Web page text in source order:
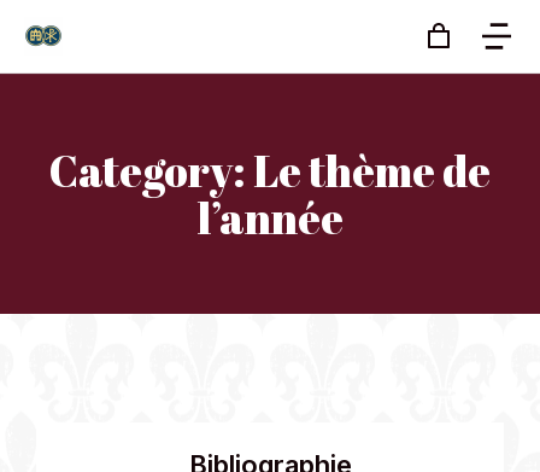
Category: Le thème de
l’année
Bibliographie